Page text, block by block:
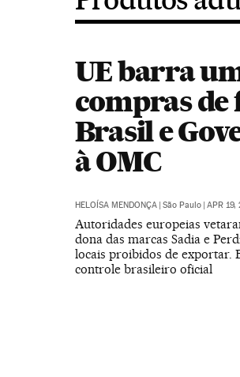
UE barra
compras de
Brasil e
à OMC
HELOÍSA MENDONÇA | São Paulo | APR 19,
Autoridades europeias
dona das marcas Sadia e
locais proibidos de exportar.
controle brasileiro oficial